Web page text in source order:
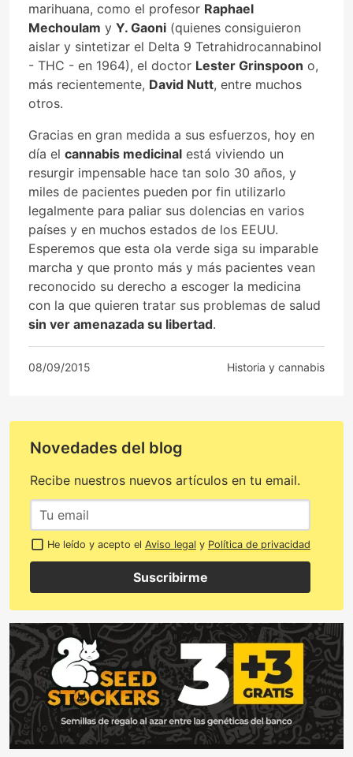
marihuana, como el profesor Raphael
Mechoulam y Y. Gaoni (quienes consiguieron
aislar y sintetizar el Delta 9 Tetrahidrocannabinol
- THC - en 1964), el doctor Lester Grinspoon o,
más recientemente, David Nutt, entre muchos
otros.
Gracias en gran medida a sus esfuerzos, hoy en
día el cannabis medicinal está viviendo un
resurgir impensable hace tan solo 30 años, y
miles de pacientes pueden por fin utilizarlo
legalmente para paliar sus dolencias en varios
países y en muchos estados de los EEUU.
Esperemos que esta ola verde siga su imparable
marcha y que pronto más y más pacientes vean
reconocido su derecho a escoger la medicina
con la que quieren tratar sus problemas de salud
sin ver amenazada su libertad.
08/09/2015 Historia y cannabis
Novedades del blog
Recibe nuestros nuevos artículos en tu email.
He leído y acepto el Aviso legal y Política de privacidad
Suscribirme